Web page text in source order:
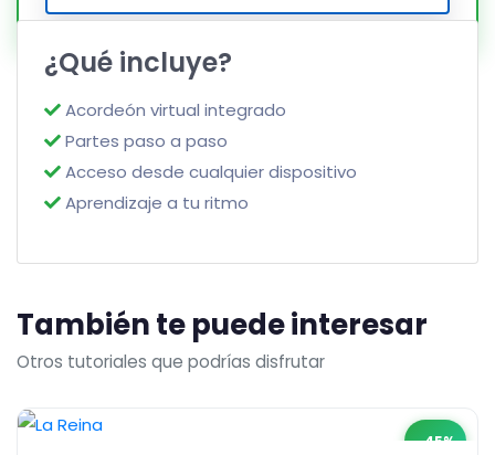
¿Qué incluye?
Acordeón virtual integrado
Partes paso a paso
Acceso desde cualquier dispositivo
Aprendizaje a tu ritmo
También te puede interesar
Otros tutoriales que podrías disfrutar
-45%